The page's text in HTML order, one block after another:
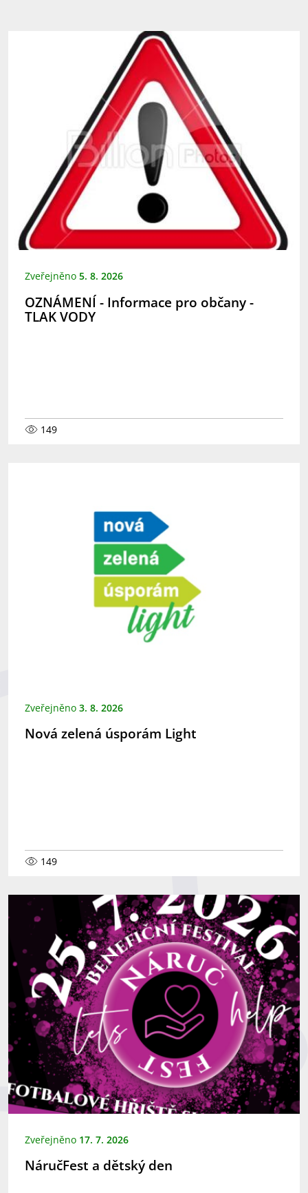
Zveřejněno 5. 8. 2026
OZNÁMENÍ - Informace pro občany -
TLAK VODY
149
Zveřejněno 3. 8. 2026
Nová zelená úsporám Light
149
Zveřejněno 17. 7. 2026
NáručFest a dětský den